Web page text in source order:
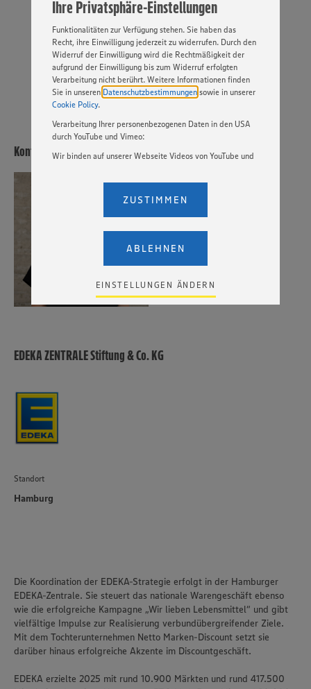
Ihre Privatsphäre-Einstellungen
„EINSTELLUNGEN ÄNDERN”. Bitte beachten Sie, dass auf
Basis Ihrer Einstellungen ggf. nicht mehr alle
Funktionalitäten zur Verfügung stehen. Sie haben das
Recht, ihre Einwilligung jederzeit zu widerrufen. Durch den
Widerruf der Einwilligung wird die Rechtmäßigkeit der
aufgrund der Einwilligung bis zum Widerruf erfolgten
Verarbeitung nicht berührt. Weitere Informationen finden
Sie in unseren Datenschutzbestimmungen sowie in unserer
Cookie Policy.
Verarbeitung Ihrer personenbezogenen Daten in den USA
durch YouTube und Vimeo:
Wir binden auf unserer Webseite Videos von YouTube und
Einstellungen bezüglich YouTube und Vimeo zu ändern,
ein, dass Ihre Daten (IP-Adresse, Zeitstempel, ggf.
Nutzerverhalten auf unserer Webseite) an die Anbieter der
Dienste YouTube und Vimeo in den USA übermittelt und
dort verarbeitet werden. Der EuGH sieht die USA als Land
mit einem nach europäischen Standards nicht
angemessenen Datenschutzniveau an. Es besteht das
Risiko eines Zugriffs durch US-amerikanische Behörden.
genannten Dienste Ihre Daten verarbeiten. Weitere
EINSTELLUNGEN ÄNDERN
ABLEHNEN
ZUSTIMMEN
JETZT BEWERBEN
VIDEOBEWERBUNG
PER WHATSAPP
Kontakt
EDEKA ZENTRALE Stiftung & Co. KG
Standort
Hamburg
Die Koordination der EDEKA-Strategie erfolgt in der Hamburger
EDEKA-Zentrale. Sie steuert das nationale Warengeschäft ebenso
wie die erfolgreiche Kampagne „Wir lieben Lebensmittel“ und gibt
vielfältige Impulse zur Realisierung verbundübergreifender Ziele.
Mit dem Tochterunternehmen Netto Marken-Discount setzt sie
darüber hinaus erfolgreiche Akzente im Discountgeschäft.
EDEKA erzielte 2025 mit rund 10.900 Märkten und rund 417.500